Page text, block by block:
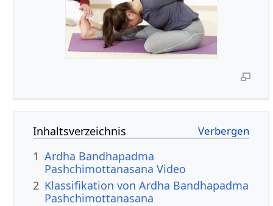
Inhaltsverzeichnis
1 Ardha Bandhapadma
Pashchimottanasana Video
2 Klassifikation von Ardha Bandhapadma
Pashchimottanasana